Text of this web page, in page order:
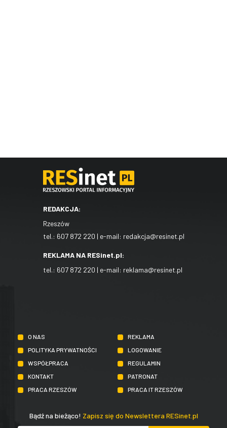
REDAKCJA:
Rzeszów
tel.: 607 872 220 | e-mail: redakcja@resinet.pl
REKLAMA NA RESinet.pl:
tel.: 607 872 220 | e-mail: reklama@resinet.pl
O NAS
REKLAMA
POLITYKA PRYWATNOŚCI
LOGOWANIE
WSPÓŁPRACA
REGULAMIN
KONTAKT
PATRONAT
PRACA RZESZÓW
PRACA IT RZESZÓW
Bądź na bieżąco! Zapisz się do Newslettera RESinet.pl